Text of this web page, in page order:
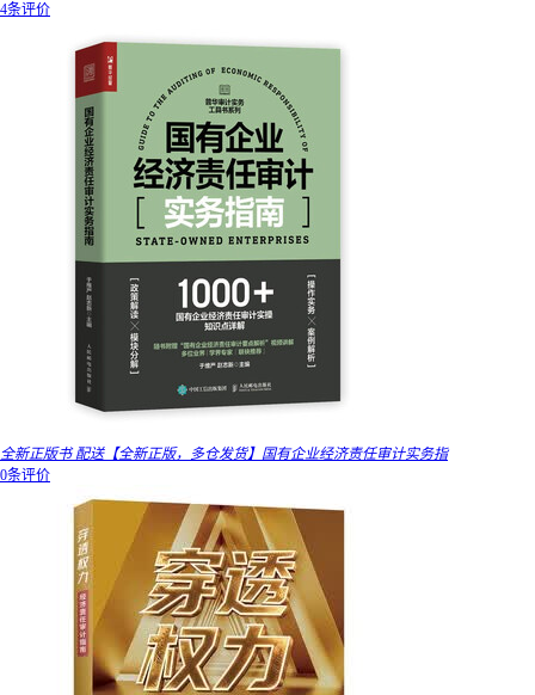
4条评价
全新正版书 配送【全新正版，多仓发货】国有企业经济责任审计实务指
0条评价